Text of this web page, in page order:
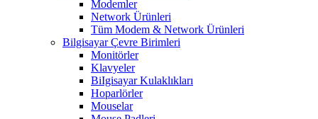
Modemler
Network Ürünleri
Tüm Modem & Network Ürünleri
Bilgisayar Çevre Birimleri
Monitörler
Klavyeler
BiIgisayar Kulaklıkları
Hoparlörler
Mouselar